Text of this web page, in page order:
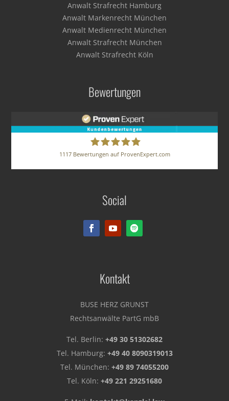
Anwalt Strafrecht Hamburg
Anwalt Markenrecht München
Anwalt Medienrecht München
Anwalt Strafrecht München
Anwalt Strafrecht Köln
Bewertungen
BUSE HERZ GRUNST
Rechtsanwälte PartG mbB
1117Bewertungen auf ProvenExpert.com
Social
Kontakt
BUSE HERZ GRUNST
Rechtsanwälte PartG mbB
Tel. Berlin: +49 30 51302682
Tel. Hamburg: +49 40 8090319013
Tel. München: +49 89 74055200
Tel. Köln: +49 221 29251680